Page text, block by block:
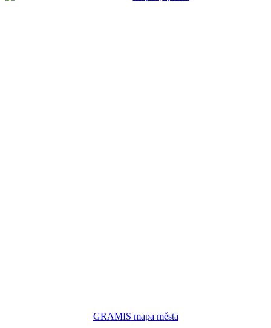
GRAMIS mapa města